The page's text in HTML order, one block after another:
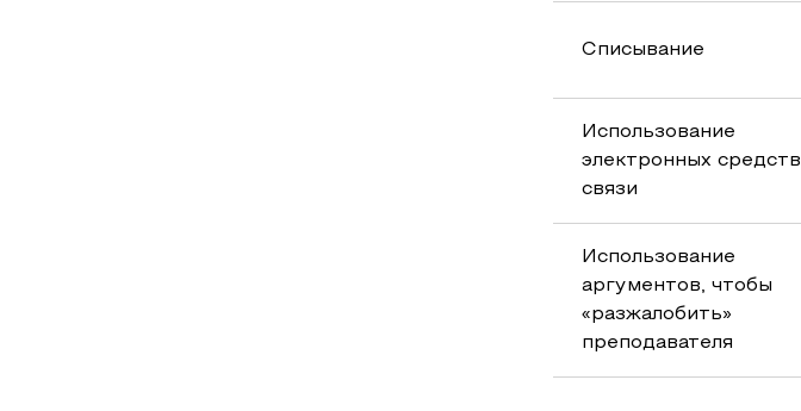
Списывание
Использование
электронных средств
связи
Использование
аргументов, чтобы
«разжалобить»
преподавателя